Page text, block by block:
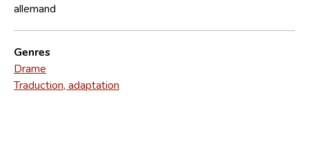
allemand
Genres
Drame
Traduction, adaptation